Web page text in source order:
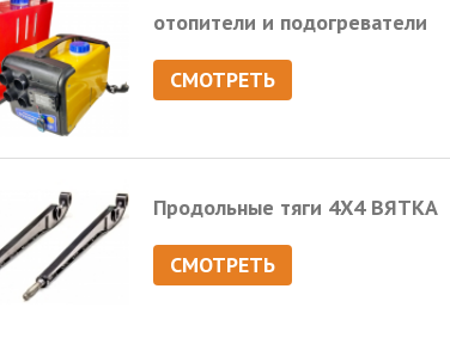
отопители и подогреватели
СМОТРЕТЬ
Продольные тяги 4Х4 ВЯТКА
СМОТРЕТЬ